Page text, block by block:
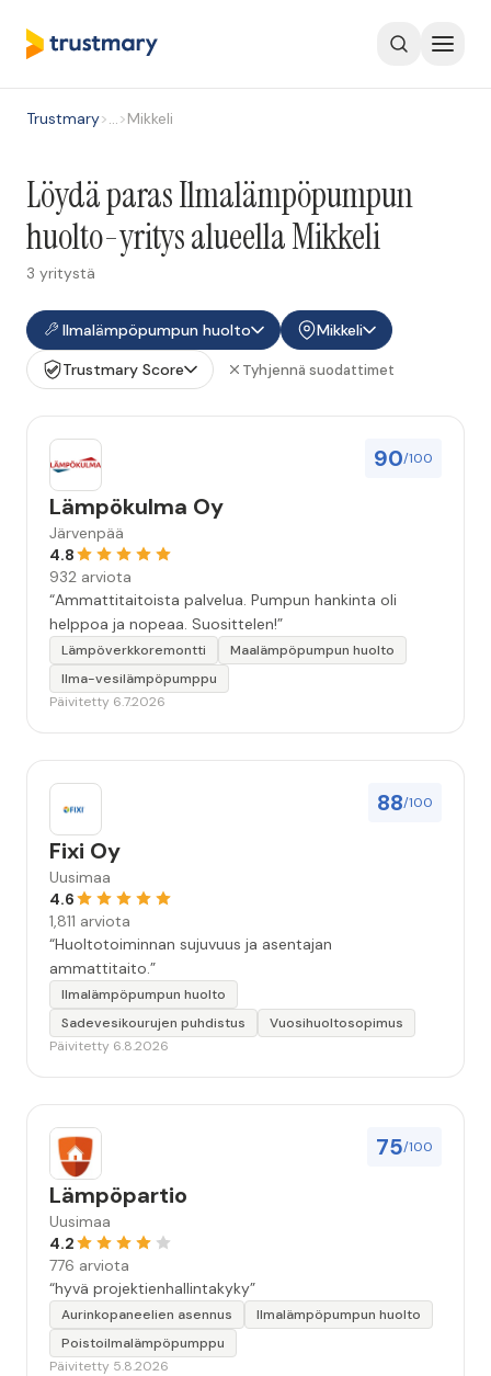
Trustmary>…>Mikkeli
Löydä paras Ilmalämpöpumpun
huolto-yritys alueella Mikkeli
3 yritystä
Ilmalämpöpumpun huolto
Mikkeli
Trustmary Score
Tyhjennä suodattimet
90/100
Lämpökulma Oy
Järvenpää
4.8
932 arviota
“Ammattitaitoista palvelua. Pumpun hankinta oli
helppoa ja nopeaa. Suosittelen!”
Lämpöverkkoremontti
Maalämpöpumpun huolto
Ilma-vesilämpöpumppu
Päivitetty 6.7.2026
88/100
Fixi Oy
Uusimaa
4.6
1,811 arviota
“Huoltotoiminnan sujuvuus ja asentajan
ammattitaito.”
Ilmalämpöpumpun huolto
Sadevesikourujen puhdistus
Vuosihuoltosopimus
Päivitetty 6.8.2026
75/100
Lämpöpartio
Uusimaa
4.2
776 arviota
“hyvä projektienhallintakyky”
Aurinkopaneelien asennus
Ilmalämpöpumpun huolto
Poistoilmalämpöpumppu
Päivitetty 5.8.2026